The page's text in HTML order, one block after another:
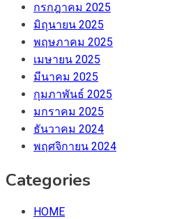
กรกฎาคม 2025
มิถุนายน 2025
พฤษภาคม 2025
เมษายน 2025
มีนาคม 2025
กุมภาพันธ์ 2025
มกราคม 2025
ธันวาคม 2024
พฤศจิกายน 2024
Categories
HOME